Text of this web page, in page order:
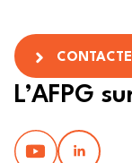
L’AFPG